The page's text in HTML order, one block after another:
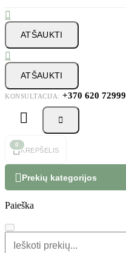

ATŠAUKTI

ATŠAUKTI
KONSULTACIJA: +370 620 72999
 

0
KREPŠELIS
Prekių kategorijos
Paieška